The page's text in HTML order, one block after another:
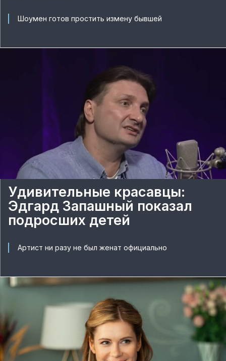
Шоумен готов простить измену бывшей
Удивительные красавцы:
Эдгард Запашный показал
подросших детей
Артист ни разу не был женат официально